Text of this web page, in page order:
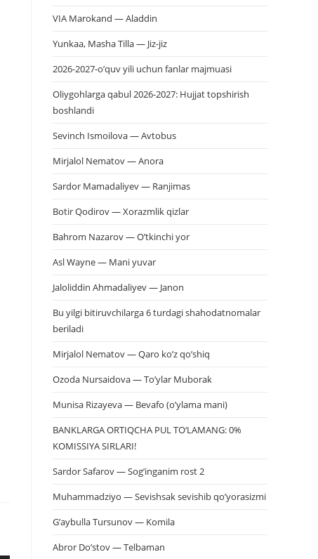
VIA Marokand — Aladdin
Yunkaa, Masha Tilla — Jiz-jiz
2026-2027-o’quv yili uchun fanlar majmuasi
Oliygohlarga qabul 2026-2027: Hujjat topshirish
boshlandi
Sevinch Ismoilova — Avtobus
Mirjalol Nematov — Anora
Sardor Mamadaliyev — Ranjimas
Botir Qodirov — Xorazmlik qizlar
Bahrom Nazarov — O’tkinchi yor
Asl Wayne — Mani yuvar
Jaloliddin Ahmadaliyev — Janon
Bu yilgi bitiruvchilarga 6 turdagi shahodatnomalar
beriladi
Mirjalol Nematov — Qaro ko’z qo’shiq
Ozoda Nursaidova — To’ylar Muborak
Munisa Rizayeva — Bevafo (o’ylama mani)
BANKLARGA ORTIQCHA PUL TO‘LAMANG: 0%
KOMISSIYA SIRLARI!
Sardor Safarov — Sog’inganim rost 2
Muhammadziyo — Sevishsak sevishib qo’yorasizmi
G’aybulla Tursunov — Komila
Abror Do’stov — Telbaman